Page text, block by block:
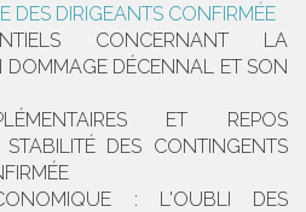
DES DIRIGEANTS CONFIRMÉE
CONCERNANT LA
DOMMAGE DÉCENNAL ET SON
ET REPOS
DES CONTINGENTS
: L'OUBLI DES